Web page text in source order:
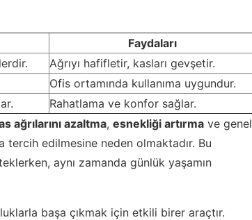
Faydaları
Ağrıyı hafifletir, kasları gevşetir.
Ofis ortamında kullanıma uygundur.
Rahatlama ve konfor sağlar.
ağrılarını azaltma, esnekliği artırma ve genel
tercih edilmesine neden olmaktadır. Bu
aynı zamanda günlük yaşamın
başa çıkmak için etkili birer araçtır.